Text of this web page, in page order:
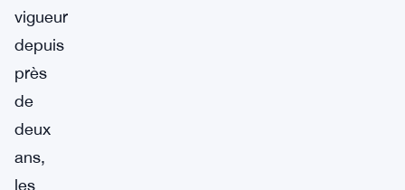
vigueur
depuis
près
de
deux
ans,
les